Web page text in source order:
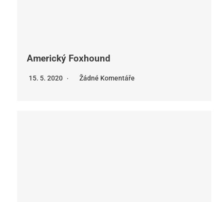
Americký Foxhound
15. 5. 2020 Žádné Komentáře